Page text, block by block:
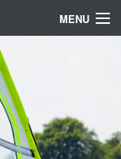
MENU